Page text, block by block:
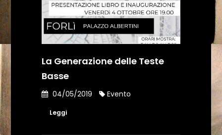
La Generazione delle Teste
Basse
04/05/2019 Evento
Leggi